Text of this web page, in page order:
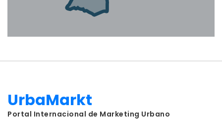
UrbaMarkt
Portal Internacional de Marketing Urbano